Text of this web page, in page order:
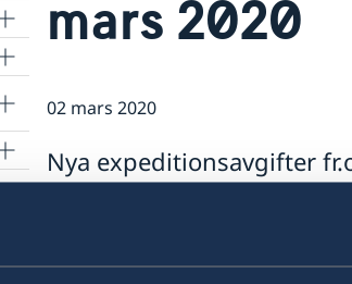
mars 2020
02 mars 2020
Nya expeditionsavgifter
Från den 1 mars 2020 gäller